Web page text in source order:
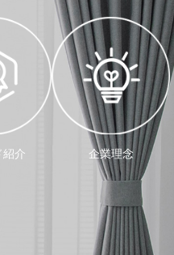
紹介 企業理念